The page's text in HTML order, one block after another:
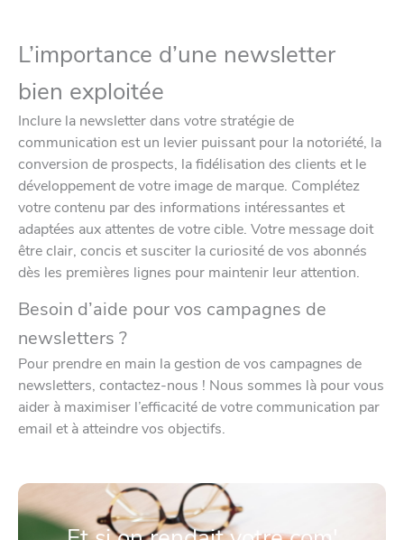
L’importance d’une newsletter
bien exploitée
Inclure la newsletter dans votre stratégie de
communication est un levier puissant pour la notoriété, la
conversion de prospects, la fidélisation des clients et le
développement de votre image de marque. Complétez
votre contenu par des informations intéressantes et
adaptées aux attentes de votre cible. Votre message doit
être clair, concis et susciter la curiosité de vos abonnés
dès les premières lignes pour maintenir leur attention.
Besoin d’aide pour vos campagnes de
newsletters ?
Pour prendre en main la gestion de vos campagnes de
newsletters, contactez-nous ! Nous sommes là pour vous
aider à maximiser l’efficacité de votre communication par
email et à atteindre vos objectifs.